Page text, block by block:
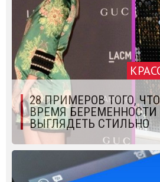
28 ПРИМЕРОВ ТОГО,
ВРЕМЯ
ВЫГЛЯДЕТЬ СТИЛЬНО